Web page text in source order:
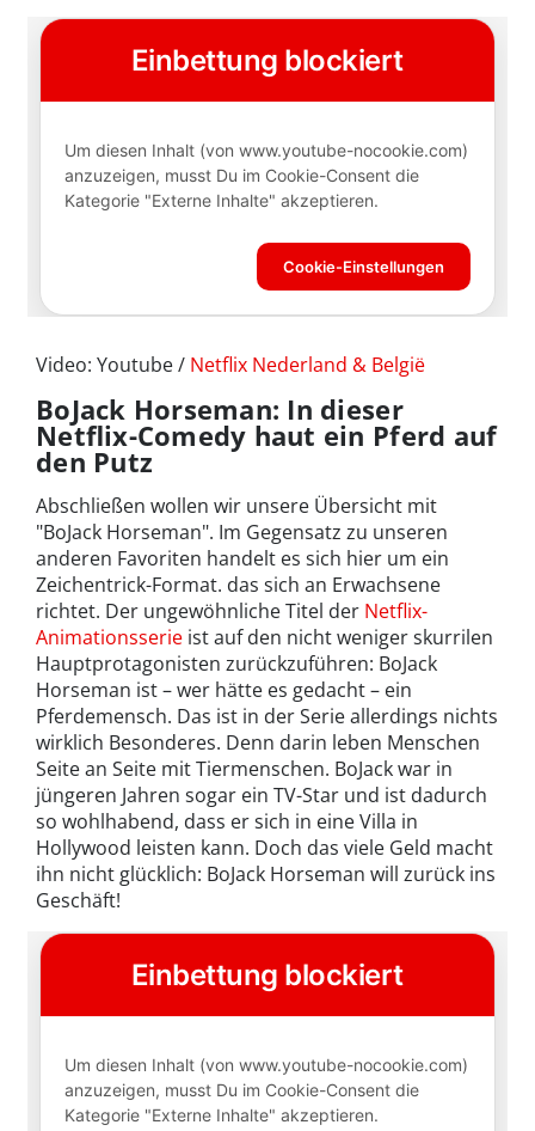
Video: Youtube / Netflix Nederland & België
BoJack Horseman: In dieser
Netflix-Comedy haut ein Pferd auf
den Putz
Abschließen wollen wir unsere Übersicht mit
"BoJack Horseman". Im Gegensatz zu unseren
anderen Favoriten handelt es sich hier um ein
Zeichentrick-Format. das sich an Erwachsene
richtet. Der ungewöhnliche Titel der Netflix-
Animationsserie ist auf den nicht weniger skurrilen
Hauptprotagonisten zurückzuführen: BoJack
Horseman ist – wer hätte es gedacht – ein
Pferdemensch. Das ist in der Serie allerdings nichts
wirklich Besonderes. Denn darin leben Menschen
Seite an Seite mit Tiermenschen. BoJack war in
jüngeren Jahren sogar ein TV-Star und ist dadurch
so wohlhabend, dass er sich in eine Villa in
Hollywood leisten kann. Doch das viele Geld macht
ihn nicht glücklich: BoJack Horseman will zurück ins
Geschäft!